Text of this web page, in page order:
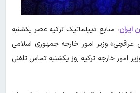
ایران، منابع دیپلماتیک ترکیه عصر یکشنبه
عراقچی» وزیر امور خارجه جمهوری اسلامی
امور خارجه ترکیه روز یکشنبه تماس تلفنی